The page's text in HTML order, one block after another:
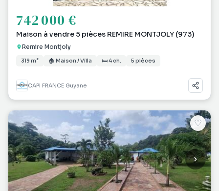
742 000 €
Maison à vendre 5 pièces REMIRE MONTJOLY (973)
Remire Montjoly
319 m² 🏠 Maison / Villa 🛏 4 ch. 5 pièces
CAPI FRANCE Guyane
♡